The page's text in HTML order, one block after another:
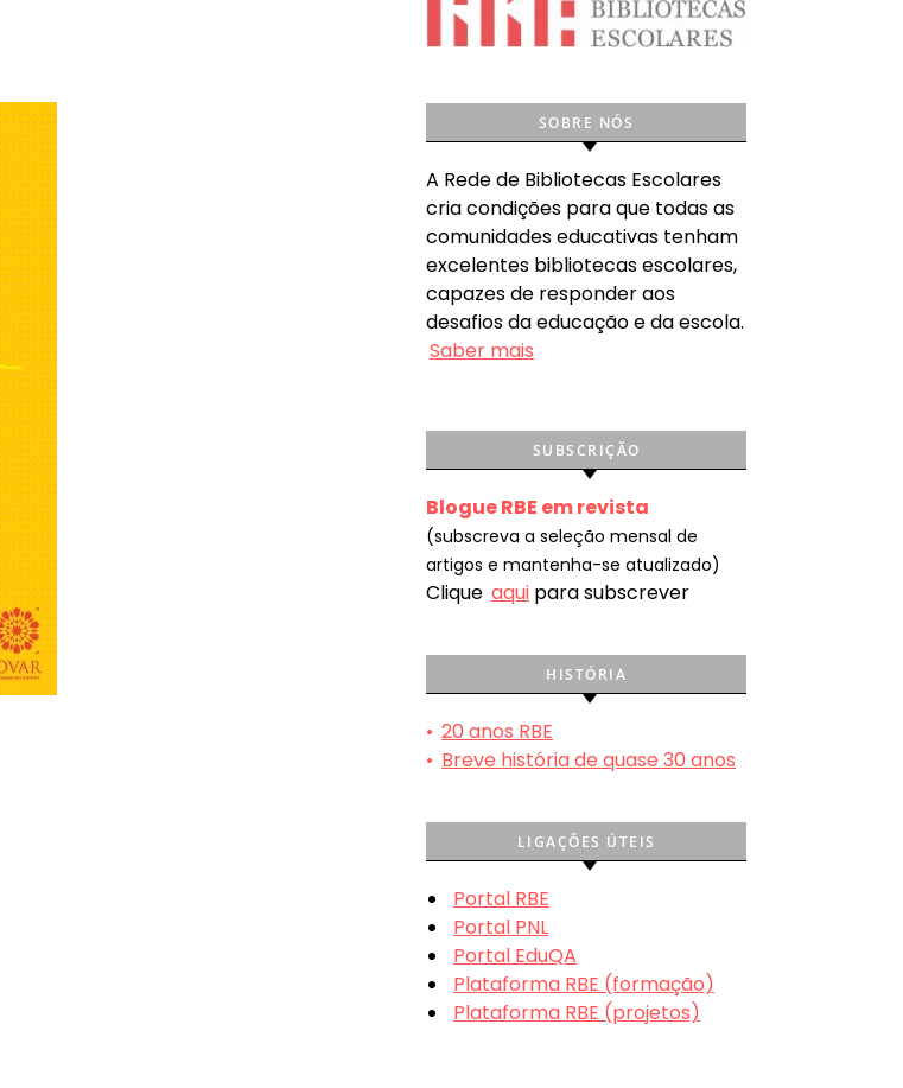
SOBRE NÓS
A Rede de Bibliotecas Escolares
cria condições para que todas as
comunidades educativas tenham
excelentes bibliotecas escolares,
capazes de responder aos
desafios da educação e da escola.
Saber mais
SUBSCRIÇÃO
Blogue RBE em revista
(subscreva a seleção mensal de
artigos e mantenha-se atualizado)
Clique aqui para subscrever
HISTÓRIA
• 20 anos RBE
• Breve história de quase 30 anos
LIGAÇÕES ÚTEIS
Portal RBE
Portal PNL
Portal EduQA
Plataforma RBE (formação)
Plataforma RBE (projetos)